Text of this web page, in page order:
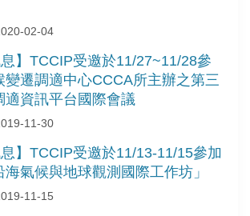
02-04
】TCCIP受邀於11/27~11/28參
變遷調適中心CCCA所主辦之第三
適資訊平台國際會議
11-30
】TCCIP受邀於11/13-11/15參加
海氣候與地球觀測國際工作坊」
11-15